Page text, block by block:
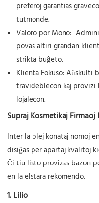
preferoj garantias
tutmonde.
Valoro por Mono:
povas altiri grandan
strikta buĝeto.
Klienta Fokuso: Aŭskulti
travideblecon kaj provizi
lojalecon.
Supraj Kosmetikaj Firmaoj
Inter la plej konataj nomoj
disiĝas per apartaj kvalitoj
Ĉi tiu listo provizas bazon
en la elstara rekomendo.
1.Lilio